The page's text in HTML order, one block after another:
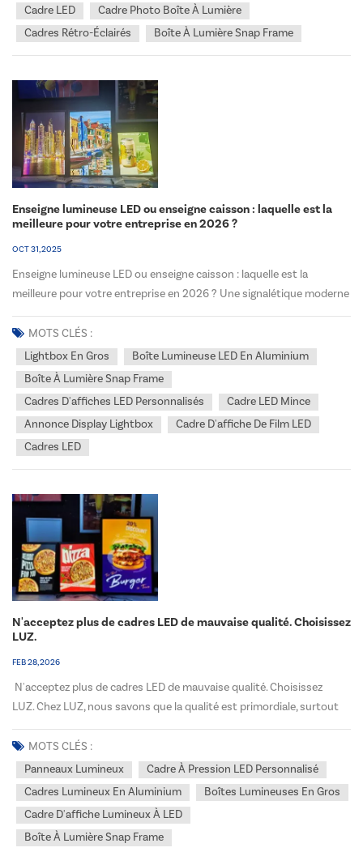
Cadre LED
Cadre Photo Boîte À Lumière
Cadres Rétro-Éclairés
Boîte À Lumière Snap Frame
Enseigne lumineuse LED ou enseigne caisson : laquelle est la
meilleure pour votre entreprise en 2026 ?
OCT 31, 2025
Enseigne lumineuse LED ou enseigne caisson : laquelle est la
meilleure pour votre entreprise en 2026 ? Une signalétique moderne
et efficace peut considérablement améliorer la visibilité de la marque
et l'engagement client. Sur le marché concurrentiel de la signalétique,
les cadres LED et les caisso...
MOTS CLÉS :
Lightbox En Gros
Boîte Lumineuse LED En Aluminium
Boîte À Lumière Snap Frame
Cadres D'affiches LED Personnalisés
Cadre LED Mince
Annonce Display Lightbox
Cadre D'affiche De Film LED
Cadres LED
N'acceptez plus de cadres LED de mauvaise qualité. Choisissez
LUZ.
FEB 28, 2026
N'acceptez plus de cadres LED de mauvaise qualité. Choisissez
LUZ. Chez LUZ, nous savons que la qualité est primordiale, surtout
en matière de caissons lumineux LED. Distributeurs, revendeurs ou
entrepreneurs, vos clients exigent des résultats impeccables et
professionnels à chaque fois. Découvrez...
MOTS CLÉS :
Panneaux Lumineux
Cadre À Pression LED Personnalisé
Cadres Lumineux En Aluminium
Boîtes Lumineuses En Gros
Cadre D'affiche Lumineux À LED
Boîte À Lumière Snap Frame